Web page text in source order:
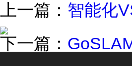
上一篇： 智能化
下一篇：